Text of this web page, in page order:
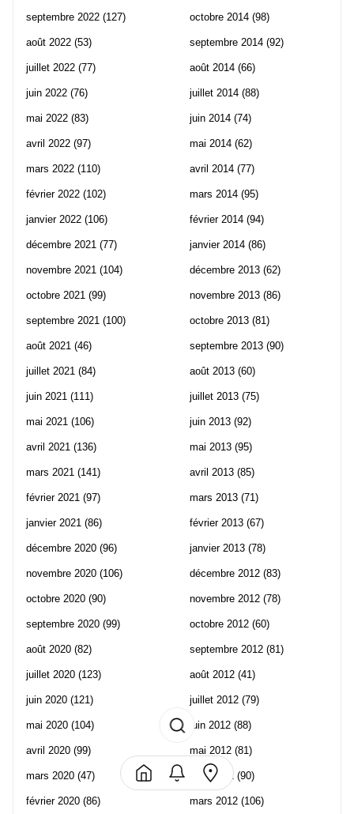
septembre 2022 (127)
août 2022 (53)
juillet 2022 (77)
juin 2022 (76)
mai 2022 (83)
avril 2022 (97)
mars 2022 (110)
février 2022 (102)
janvier 2022 (106)
décembre 2021 (77)
novembre 2021 (104)
octobre 2021 (99)
septembre 2021 (100)
août 2021 (46)
juillet 2021 (84)
juin 2021 (111)
mai 2021 (106)
avril 2021 (136)
mars 2021 (141)
février 2021 (97)
janvier 2021 (86)
décembre 2020 (96)
novembre 2020 (106)
octobre 2020 (90)
septembre 2020 (99)
août 2020 (82)
juillet 2020 (123)
juin 2020 (121)
mai 2020 (104)
avril 2020 (99)
mars 2020 (47)
février 2020 (86)
octobre 2014 (98)
septembre 2014 (92)
août 2014 (66)
juillet 2014 (88)
juin 2014 (74)
mai 2014 (62)
avril 2014 (77)
mars 2014 (95)
février 2014 (94)
janvier 2014 (86)
décembre 2013 (62)
novembre 2013 (86)
octobre 2013 (81)
septembre 2013 (90)
août 2013 (60)
juillet 2013 (75)
juin 2013 (92)
mai 2013 (95)
avril 2013 (85)
mars 2013 (71)
février 2013 (67)
janvier 2013 (78)
décembre 2012 (83)
novembre 2012 (78)
octobre 2012 (60)
septembre 2012 (81)
août 2012 (41)
juillet 2012 (79)
juin 2012 (88)
mai 2012 (81)
avril 2012 (90)
mars 2012 (106)